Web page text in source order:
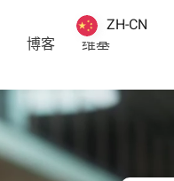
博客 维基
ZH-CN
ZH-CN